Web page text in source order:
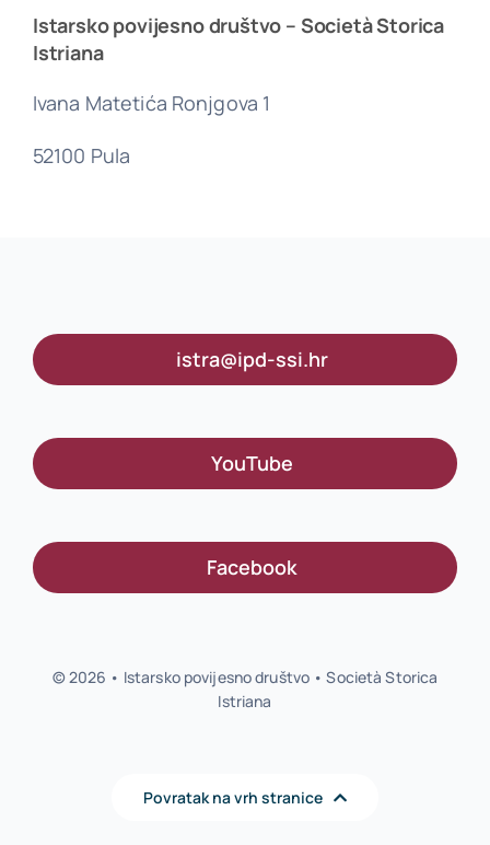
Istarsko povijesno društvo – Società Storica
Istriana
Ivana Matetića Ronjgova 1
52100 Pula
istra@ipd-ssi.hr
YouTube
Facebook
© 2026 • Istarsko povijesno društvo • Società Storica
Istriana
Povratak na vrh stranice